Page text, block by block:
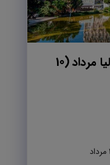
تور فرانسه - اسپانیا - ایتالیا مرداد (10